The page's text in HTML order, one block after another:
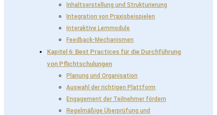
Inhaltserstellung und Strukturierung
Integration von Praxisbeispielen
Interaktive Lernmodule
Feedback-Mechanismen
Kapitel 6: Best Practices für die Durchführung
von Pflichtschulungen
Planung und Organisation
Auswahl der richtigen Plattform
Engagement der Teilnehmer fördern
Regelmäßige Überprüfung und